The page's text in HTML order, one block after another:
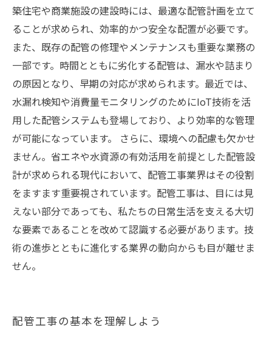
築住宅や商業施設の建設時には、最適な配管計画を立て
ることが求められ、効率的かつ安全な配置が必要です。
また、既存の配管の修理やメンテナンスも重要な業務の
一部です。時間とともに劣化する配管は、漏水や詰まり
の原因となり、早期の対応が求められます。最近では、
水漏れ検知や消費量モニタリングのためにIoT技術を活
用した配管システムも登場しており、より効率的な管理
が可能になっています。 さらに、環境への配慮も欠かせ
ません。省エネや水資源の有効活用を前提とした配管設
計が求められる現代において、配管工事業界はその役割
をますます重要視されています。配管工事は、目には見
えない部分であっても、私たちの日常生活を支える大切
な要素であることを改めて認識する必要があります。技
術の進歩とともに進化する業界の動向からも目が離せま
せん。
配管工事の基本を理解しよう